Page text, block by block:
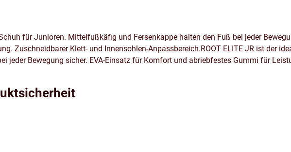
für Junioren. Mittelfußkäfig und Fersenkappe halten den Fuß bei jeder
Zuschneidbarer Klett- und Innensohlen-Anpassbereich.ROOT ELITE JR ist der
jeder Bewegung sicher. EVA-Einsatz für Komfort und abriebfestes Gummi für